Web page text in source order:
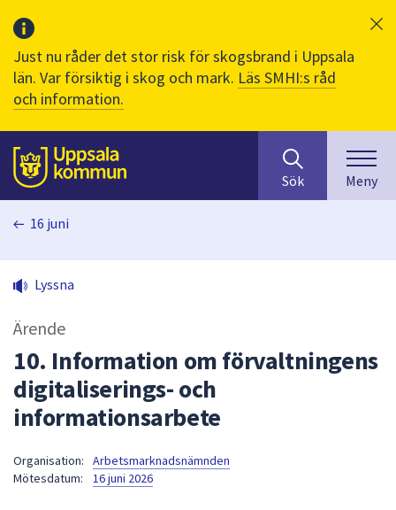
Just nu råder det stor risk för skogsbrand i Uppsala
län. Var försiktig i skog och mark. Läs SMHI:s råd
och information.
Till sidans
huvudinnehåll
efter
innehåll
på
sökfältet
kommer
Sök Meny
16 juni
Lyssna
Ärende
10. Information om förvaltningens
digitaliserings- och
informationsarbete
Organisation:
Arbetsmarknadsnämnden
Mötesdatum:
16 juni 2026